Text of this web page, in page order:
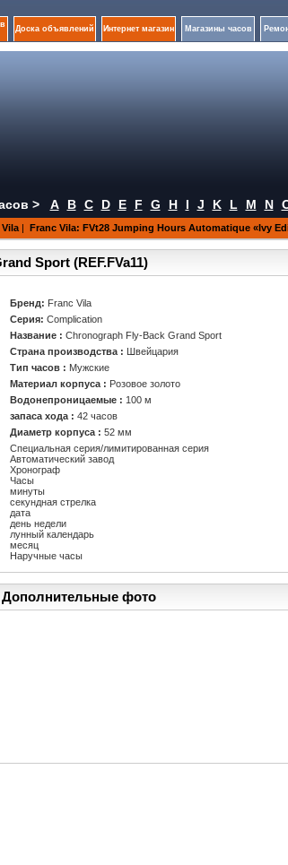
Доска объявлений Интернет магазин Магазины часов
> A B C D E F G H I J K L M N
| Franc Vila: FVt28 Jumping Hours Automatique «Ivy
Sport (REF.FVa11)
Бренд: Franc Vila
Серия:Complication
Название :Chronograph Fly-Back Grand Sport
Страна производства :
Швейцария
Тип часов : Мужские
Материал корпуса : Розовое золото
Водонепроницаемые : 100 м
запаса хода :42 часов
Диаметр корпуса :52 мм
Специальная серия/лимитированная серия
Автоматический завод
Хронограф
Часы
минуты
секундная стрелка
дата
день недели
лунный календарь
месяц
Наручные часы
Дополнительные фото